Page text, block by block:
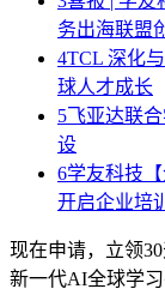
务出海联盟
4TCL 深化
球人才成长
5飞亚达联
设
6学友科技【
开启企业培
现在申请，立领
新一代AI全球学